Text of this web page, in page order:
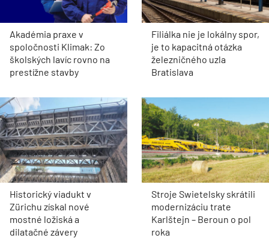
Akadémia praxe v
spoločnosti Klimak: Zo
školských lavíc rovno na
prestížne stavby
Filiálka nie je lokálny spor,
je to kapacitná otázka
železničného uzla
Bratislava
Historický viadukt v
Zürichu získal nové
mostné ložiská a
dilatačné závery
Stroje Swietelsky skrátili
modernizáciu trate
Karlštejn – Beroun o pol
roka